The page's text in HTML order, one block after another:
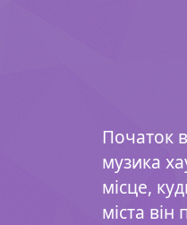
Початок
музика
місце,
міста